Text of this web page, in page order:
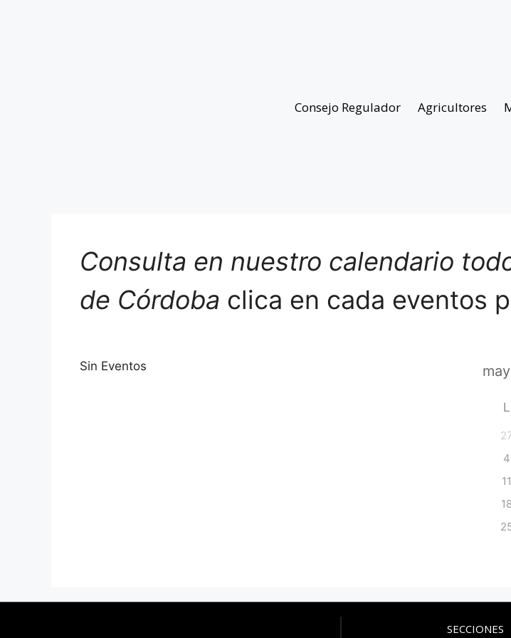
Consejo Regulador Agricultores
Consulta en nuestro calendario
de Córdoba clica en cada eventos
Sin Eventos
L
4
11
SECCIONES